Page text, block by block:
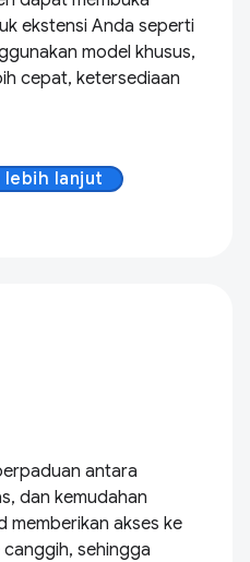
ekstensi Anda seperti
model khusus,
cepat, ketersediaan
lebih lanjut
antara
dan kemudahan
memberikan akses ke
sehingga